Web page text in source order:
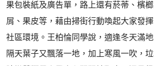
果包裝紙及廣告單，路上還有菸蒂、檳
屑、果皮等，藉由掃街行動喚起大家發
社區環境。王柏惀同學說，適逢冬天滿
隔天葉子又飄落一地，加上寒風一吹，